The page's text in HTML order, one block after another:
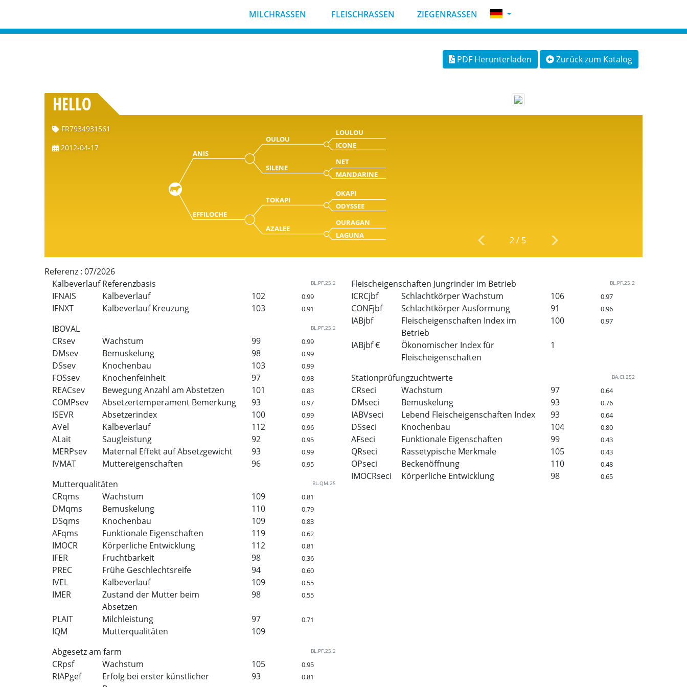
MILCHRASSEN FLEISCHRASSEN ZIEGENRASSEN
PDF Herunterladen Zurück zum Katalog
HELLO
FR7934931561
2012-04-17
ANIS
OULOU
LOULOU
ICONE
SILENE
NET
MANDARINE
EFFILOCHE
TOKAPI
OKAPI
ODYSSEE
AZALEE
OURAGAN
LAGUNA
2/ 5
Referenz : 07/2026
Kalbeverlauf Referenzbasis
BL.PF.25.2
IFNAIS Kalbeverlauf 102 0.99
IFNXT Kalbeverlauf Kreuzung 103 0.91
IBOVAL BL.PF.25.2
CRsev Wachstum 99 0.99
DMsev Bemuskelung 98 0.99
DSsev Knochenbau 103 0.99
FOSsev Knochenfeinheit 97 0.98
REACsev Bewegung Anzahl am Abstetzen 101 0.83
COMPsev Absetzertemperament Bemerkung 93 0.97
ISEVR Absetzerindex 100 0.99
AVel Kalbeverlauf 112 0.96
ALait Saugleistung 92 0.95
MERPsev Maternal Effekt auf Absetzgewicht 93 0.99
IVMAT Muttereigenschaften 96 0.95
Mutterqualitäten BL.QM.25
CRqms Wachstum 109 0.81
DMqms Bemuskelung 110 0.79
DSqms Knochenbau 109 0.83
AFqms Funktionale Eigenschaften 119 0.62
IMOCR Körperliche Entwicklung 112 0.81
IFER Fruchtbarkeit 98 0.36
PREC Frühe Geschlechtsreife 94 0.60
IVEL Kalbeverlauf 109 0.55
IMER
Zustand der Mutter beim
Absetzen
98 0.55
PLAIT Milchleistung 97 0.71
IQM Mutterqualitäten
109
Abgesetz am farm
BL.PF.25.2
CRpsf Wachstum 105 0.95
RIAPgef
Erfolg bei erster künstlicher
93 0.81
Fleischeigenschaften Jungrinder im Betrieb BL.PF.25.2
ICRCjbf Schlachtkörper Wachstum 106 0.97
CONFjbf Schlachtkörper Ausformung 91 0.96
IABjbf
Fleischeigenschaften Index im
Betrieb
100 0.97
IABjbf €
Ökonomischer Index für
Fleischeigenschaften
1
Stationprüfungzuchtwerte BA.CI.252
CRseci Wachstum 97 0.64
DMseci Bemuskelung 93 0.76
IABVseci Lebend Fleischeigenschaften Index 93 0.64
DSseci Knochenbau 104 0.80
AFseci Funktionale Eigenschaften 99 0.43
QRseci Rassetypische Merkmale 105 0.43
OPseci Beckenöffnung 110 0.48
IMOCRseci Körperliche Entwicklung 98 0.65